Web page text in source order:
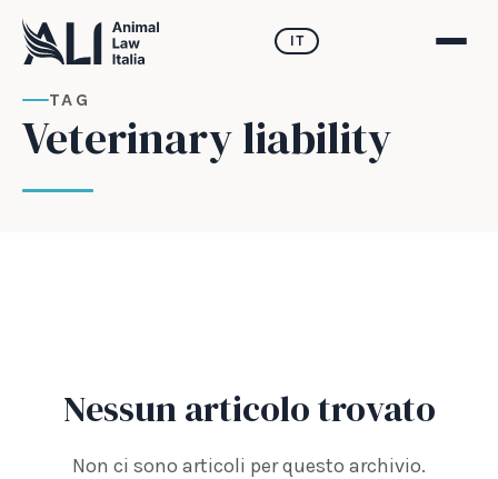
IT
TAG
Veterinary liability
Nessun articolo trovato
Non ci sono articoli per questo archivio.